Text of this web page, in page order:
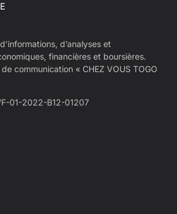
d’analyses et
financières et boursières.
communication « CHEZ VOUS TOGO
01-2022-B12-01207